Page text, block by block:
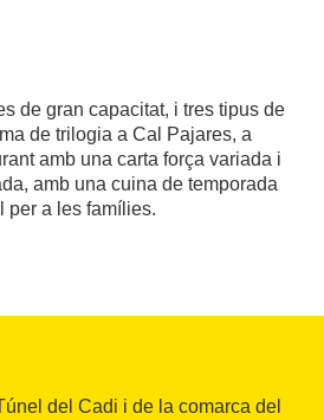
de gran capacitat, i tres tipus de
de trilogia a Cal Pajares, a
amb una carta força variada i
amb una cuina de temporada
per a les famílies.
del Cadi i de la comarca del